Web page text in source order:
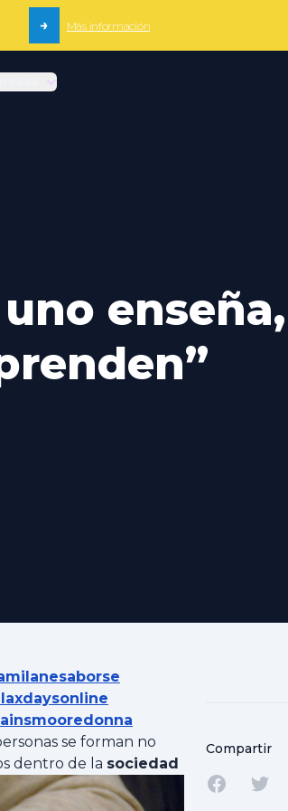
→ Más información
se forman no
dentro de la sociedad
Compartir
Compartir